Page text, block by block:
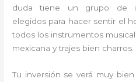
duda tiene un grupo de
elegidos para hacer sentir el
todos los instrumentos
mexicana y trajes bien charros.
Tu inversión se verá muy